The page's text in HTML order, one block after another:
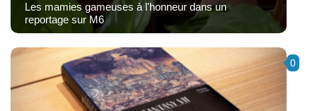
Les mamies gameuses à l'honneur dans un
reportage sur M6
0